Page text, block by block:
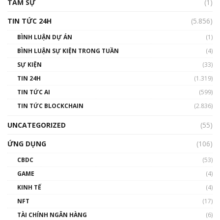
TÂM SỰ
(1)
TIN TỨC 24H
(5.856)
BÌNH LUẬN DỰ ÁN
(1)
BÌNH LUẬN SỰ KIỆN TRONG TUẦN
(4)
SỰ KIỆN
(33)
TIN 24H
(1.319)
TIN TỨC AI
(599)
TIN TỨC BLOCKCHAIN
(2.836)
UNCATEGORIZED
(55)
ỨNG DỤNG
(106)
CBDC
(53)
GAME
(4)
KINH TẾ
(4)
NFT
(17)
TÀI CHÍNH NGÂN HÀNG
(6)